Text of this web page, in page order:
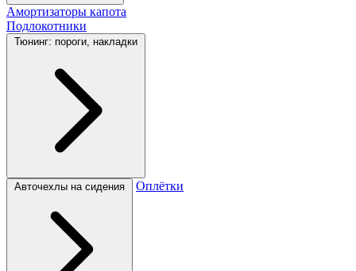
Амортизаторы капота
Подлокотники
Тюнинг: пороги, накладки
Авточехлы на сидения Оплётки